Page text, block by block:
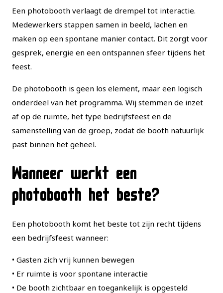
Een photobooth verlaagt de drempel tot interactie.
Medewerkers stappen samen in beeld, lachen en
maken op een spontane manier contact. Dit zorgt voor
gesprek, energie en een ontspannen sfeer tijdens het
feest.
De photobooth is geen los element, maar een logisch
onderdeel van het programma. Wij stemmen de inzet
af op de ruimte, het type bedrijfsfeest en de
samenstelling van de groep, zodat de booth natuurlijk
past binnen het geheel.
Wanneer werkt een
photobooth het beste?
Een photobooth komt het beste tot zijn recht tijdens
een bedrijfsfeest wanneer:
• Gasten zich vrij kunnen bewegen
• Er ruimte is voor spontane interactie
• De booth zichtbaar en toegankelijk is opgesteld